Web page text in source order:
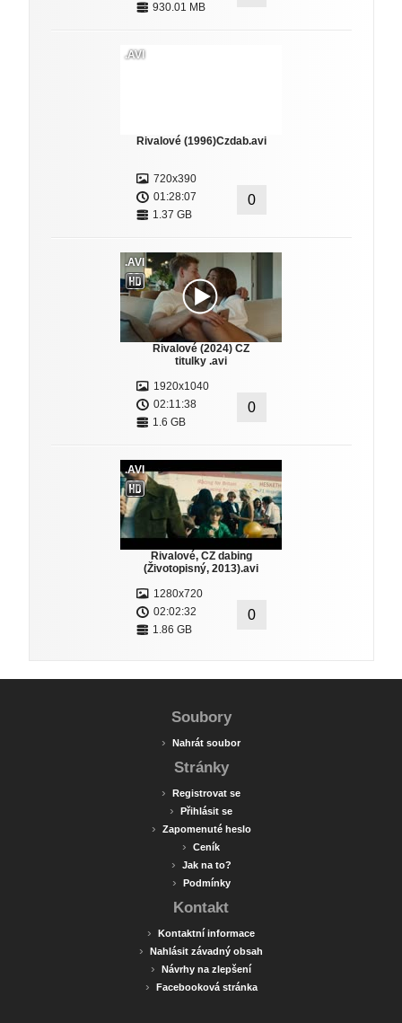
930.01 MB
.AVI
Rivalové (1996)Czdab.avi
720x390
01:28:07
1.37 GB
0
.AVI
Rivalové (2024) CZ
titulky .avi
1920x1040
02:11:38
1.6 GB
0
.AVI
Rivalové, CZ dabing
(Životopisný, 2013).avi
1280x720
02:02:32
1.86 GB
0
Soubory
› Nahrát soubor
Stránky
› Registrovat se
› Přihlásit se
› Zapomenuté heslo
› Ceník
› Jak na to?
› Podmínky
Kontakt
› Kontaktní informace
› Nahlásit závadný obsah
› Návrhy na zlepšení
› Facebooková stránka